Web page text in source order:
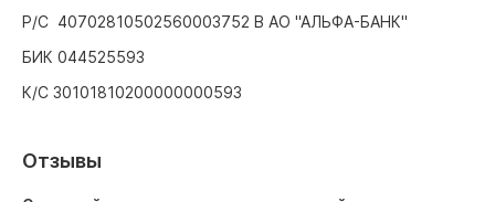
Р/С 40702810502560003752 В АО "АЛЬФА-БАНК"
БИК 044525593
К/С 30101810200000000593
Отзывы